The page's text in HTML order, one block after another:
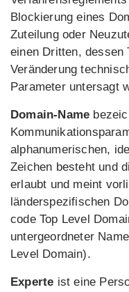
Blockierung eines
Zuteilung oder
einen Dritten, dessen
Veränderung
Parameter untersagt
Domain-Name
alphanumerischen,
Zeichen besteht und
erlaubt und meint
länderspezifischen
code Top Level
untergeordneter
Level Domain).
Experte ist eine